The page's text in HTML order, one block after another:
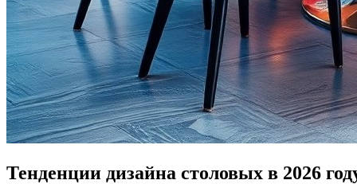
Тенденции дизайна столовых в 2026